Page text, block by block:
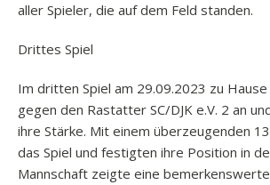
aller Spieler, die auf dem Feld standen.
Drittes Spiel
Im dritten Spiel am 29.09.2023 zu
gegen den Rastatter SC/DJK e.V. 2 an
ihre Stärke. Mit einem überzeugenden
das Spiel und festigten ihre Position in
Mannschaft zeigte eine